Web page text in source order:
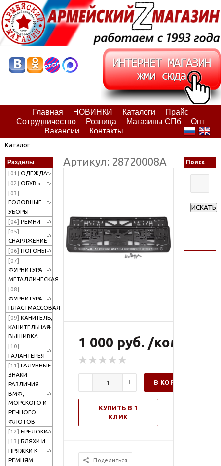
Главная НОВИНКИ Каталоги
Прайс
Сотрудничество
Розница Магазины СПб
Опт
Вакансии
Контакты
Каталог
Разделы
[01] ОДЕЖДА
[02] ОБУВЬ
[03]
ГОЛОВНЫЕ
УБОРЫ
[04] РЕМНИ
[05]
СНАРЯЖЕНИЕ
[06] ПОГОНЫ
[07]
ФУРНИТУРА
МЕТАЛЛИЧЕСКАЯ
[08]
ФУРНИТУРА
ПЛАСТМАССОВАЯ
[09] КАНИТЕЛЬ,
КАНИТЕЛЬНАЯ
ВЫШИВКА
[10]
ГАЛАНТЕРЕЯ
[11] ГАЛУННЫЕ
ЗНАКИ
РАЗЛИЧИЯ
ВМФ,
МОРСКОГО И
РЕЧНОГО
ФЛОТОВ
[12] БРЕЛОКИ
[13] БЛЯХИ И
ПРЯЖКИ К
РЕМНЯМ
Артикул: 28720008А
1 000 руб. /компл
В КОРЗИНУ
КУПИТЬ В 1
КЛИК
Поделиться
Поиск
ИСКАТЬ